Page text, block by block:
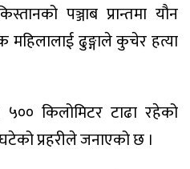
पञ्जाब प्रान्तमा यौन
ढुङ्गाले कुचेर हत्या
किलोमिटर टाढा रहेको
प्रहरीले जनाएको छ ।